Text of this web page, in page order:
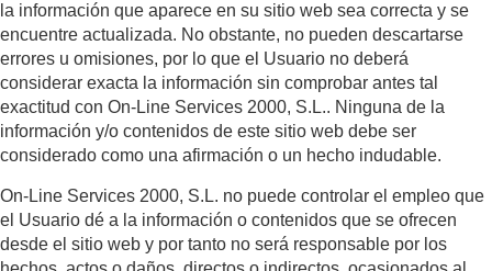
la información que aparece en su sitio web sea correcta y se
encuentre actualizada. No obstante, no pueden descartarse
errores u omisiones, por lo que el Usuario no deberá
considerar exacta la información sin comprobar antes tal
exactitud con On-Line Services 2000, S.L.. Ninguna de la
información y/o contenidos de este sitio web debe ser
considerado como una afirmación o un hecho indudable.
On-Line Services 2000, S.L. no puede controlar el empleo que
el Usuario dé a la información o contenidos que se ofrecen
desde el sitio web y por tanto no será responsable por los